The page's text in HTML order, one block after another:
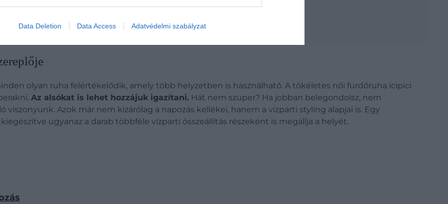
Data Deletion Data Access Adatvédelmi szabályzat
a nyár legegyszerűbb desszertje
olyan ruha felértékelődik, amely több helyzetben is használható. A tökéletes női fürdőruha icipici
Az alsókat is lehet hozzájuk igazítani. Hát nem szuper? Ha jobban belegondolsz, nem
Azok már nem kizárólag a napozás kellékei, hanem a vízparti styling alapjai is. Egy
ugyanaz a darab többféle vízparti összeállítás részeként is megállja a helyét.